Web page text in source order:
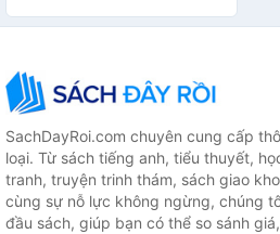
SachDayRoi.com chuyên cung cấp
loại. Từ sách tiếng anh, tiểu thuyết,
tranh, truyện trinh thám, sách giao
cùng sự nỗ lực không ngừng, chúng
đầu sách, giúp bạn có thể so sánh